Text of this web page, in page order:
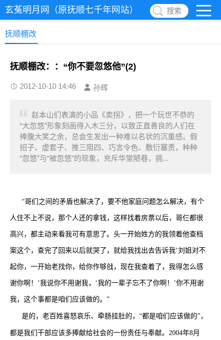
玄菟明月网（原抚顺七千年网站） 搜索
抚顺棚改
抚顺棚改：：“你不要忽悠他”(2)
2012-10-10 14:46 孙辉
赵本山们表演的小品《卖拐》，把一个玩世不恭的
“大忽悠”形象刻画得入木三分，以致正直善良的人们在
捧腹大笑之余，总会生发出一种难以名状的沉重感。假
招子、虚套子、推三阻四、巧言令色、敷衍塞责，种种
“忽悠”与“被忽悠”的现象，充斥华堂陋巷，挑...
“哥们之间的矛盾也解决了，要不他家庭问题怎么解决，有个
人住不上不说，那个人还的拿钱，这样找着房票以后，哥仨都很
高兴，都主动来看我可有意思了。头一开始姓方的我领着他查档
案这个，查完了回来以后就哭了，就给我找出去告诉我‘刘姐对不
起你，一开始老找你，给你作够戗，现在我查着了，我得怎么感
谢你啊！’我说你不用谢我，‘我的一辈子忘不了你啊！’你不用谢
我，这个事都是咱们应该做的。”
是的，老百姓喜怒哀乐、牵肠挂肚的，“都是咱们应该做的”，
都是我们干部应该多捧献给社会的一份责任与奉献。 2004年8月